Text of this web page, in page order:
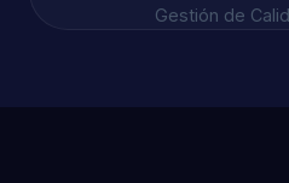
Gestión de